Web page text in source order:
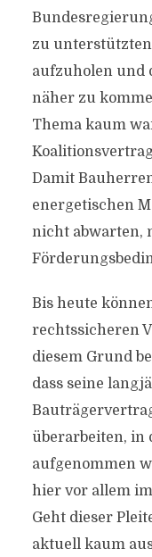
zu
aufzuholen und
näher zu
Thema kaum
Damit
energetischen
nicht abwarten,
Bis heute
rechtssicheren
diesem Grund
dass seine
überarbeiten, in
aufgenommen
hier vor allem
Geht dieser
aktuell kaum